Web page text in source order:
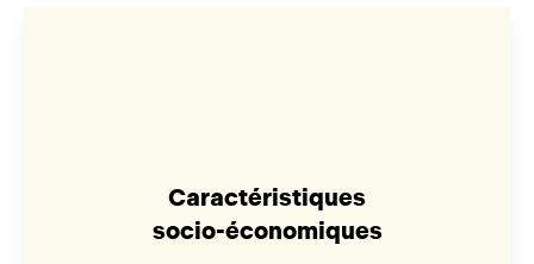
Caractéristiques
socio-économiques